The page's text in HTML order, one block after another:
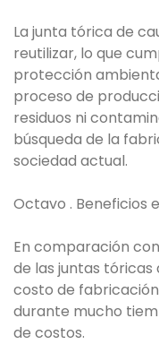
La junta tórica de
reutilizar, lo que
protección
proceso de
residuos ni
búsqueda de la
sociedad actual.
Octavo . Beneficios
En comparación
de las juntas tóricas
costo de
durante mucho
de costos.